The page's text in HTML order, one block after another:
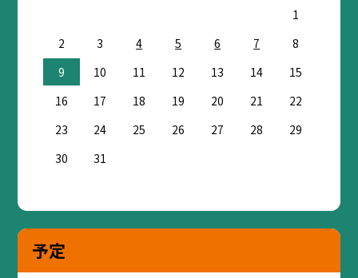
1
2
3 4 5 6 7
8
9
10 11 12 13 14
15
16
17 18 19 20 21
22
23
24 25 26 27 28
29
30
31
予定